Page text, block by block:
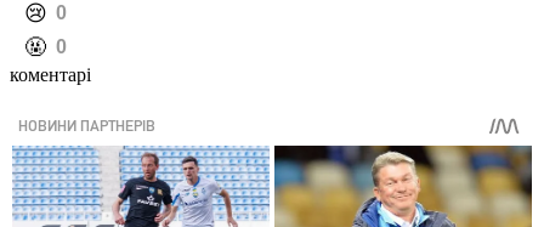
️😢 0
️🤬 0
коментарі